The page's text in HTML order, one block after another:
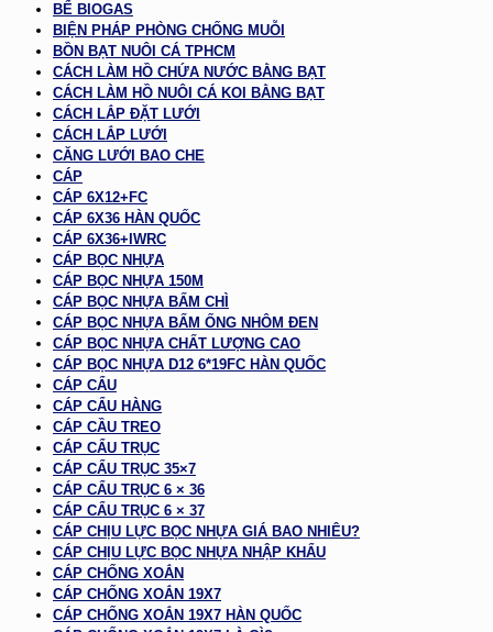
BỂ BIOGAS
BIỆN PHÁP PHÒNG CHỐNG MUỖI
BỒN BẠT NUÔI CÁ TPHCM
CÁCH LÀM HỒ CHỨA NƯỚC BẰNG BẠT
CÁCH LÀM HỒ NUÔI CÁ KOI BẰNG BẠT
CÁCH LẮP ĐẶT LƯỚI
CÁCH LẮP LƯỚI
CĂNG LƯỚI BAO CHE
CÁP
CÁP 6X12+FC
CÁP 6X36 HÀN QUỐC
CÁP 6X36+IWRC
CÁP BỌC NHỰA
CÁP BỌC NHỰA 150M
CÁP BỌC NHỰA BẤM CHÌ
CÁP BỌC NHỰA BẤM ỐNG NHÔM ĐEN
CÁP BỌC NHỰA CHẤT LƯỢNG CAO
CÁP BỌC NHỰA D12 6*19FC HÀN QUỐC
CÁP CẨU
CÁP CẨU HÀNG
CÁP CẦU TREO
CÁP CẨU TRỤC
CÁP CẨU TRỤC 35×7
CÁP CẨU TRỤC 6 × 36
CÁP CẨU TRỤC 6 × 37
CÁP CHỊU LỰC BỌC NHỰA GIÁ BAO NHIÊU?
CÁP CHỊU LỰC BỌC NHỰA NHẬP KHẨU
CÁP CHỐNG XOẮN
CÁP CHỐNG XOẮN 19X7
CÁP CHỐNG XOẮN 19X7 HÀN QUỐC